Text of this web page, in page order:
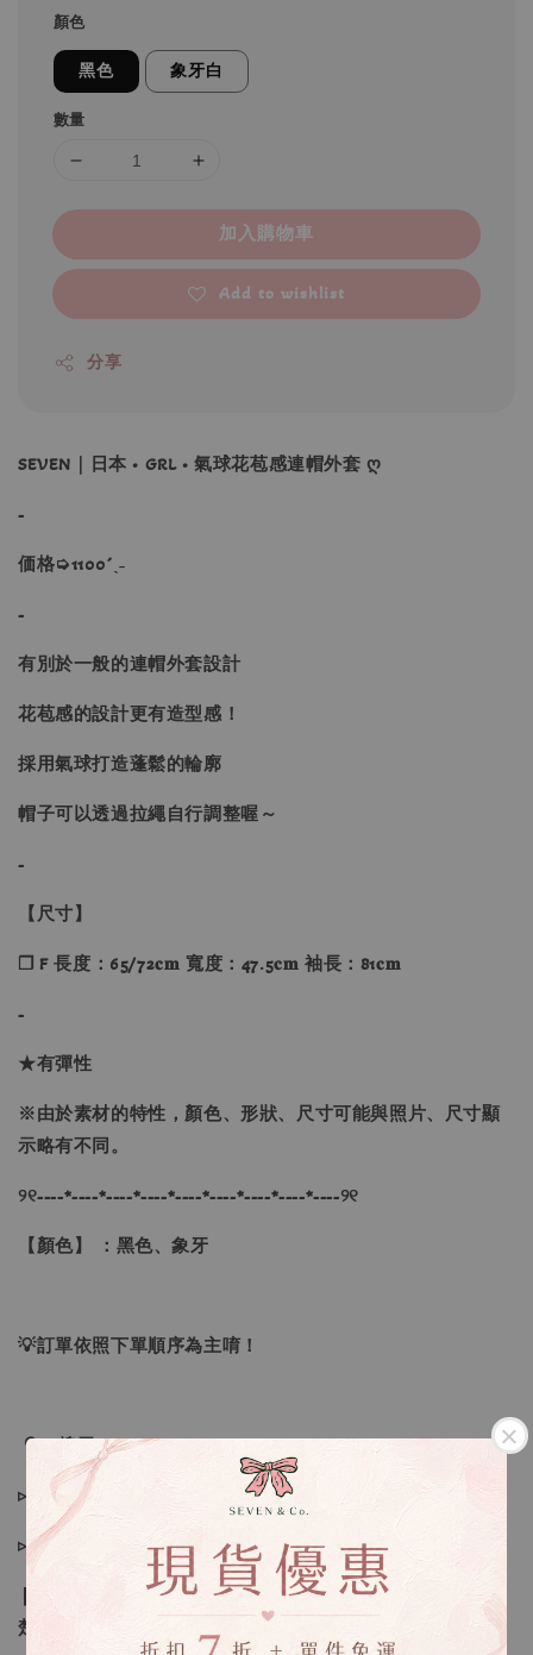
顏色
黑色 象牙白
數量
加入購物車
Add to wishlist
分享
SEVEN｜日本 • GRL • 氣球花苞感連帽外套 ღ
-
価格➭1100´ˎ˗
-
有別於一般的連帽外套設計
花苞感的設計更有造型感！
採用氣球打造蓬鬆的輪廓
帽子可以透過拉繩自行調整喔～
-
【尺寸】
❐ F 長度：65/72𝐜𝐦 寬度：47.5𝐜𝐦 袖長：81𝐜𝐦
-
★有彈性
※由於素材的特性，顏色、形狀、尺寸可能與照片、尺寸顯
示略有不同。
୨୧----*----*----*----*----*----*----*----*----୨୧
【顏色】 ：黑色、象牙
💡訂單依照下單順序為主唷！
🔍IG搜尋：Sevenjewelry.co
▹現貨商品１～３日內寄出
▹預購商品７～２１日（不含假日）寄出，如遇缺貨請見諒！
❙ 本賣場不接受下標後要求取消訂單（下標前請三思與看清
楚）❙